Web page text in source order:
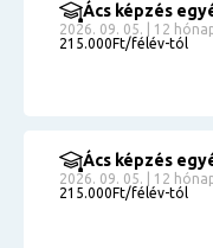
Ács képzés
2026. 09. 05. | 12
215.000Ft/félév-tól
Ács képzés
2026. 09. 05. | 12
215.000Ft/félév-tól